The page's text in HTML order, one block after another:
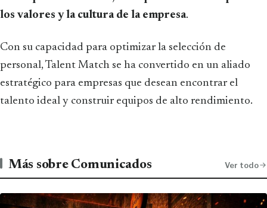
los valores y la cultura de la empresa.
Con su capacidad para optimizar la selección de
personal, Talent Match se ha convertido en un aliado
estratégico para empresas que desean encontrar el
talento ideal y construir equipos de alto rendimiento.
Más sobre Comunicados Ver todo